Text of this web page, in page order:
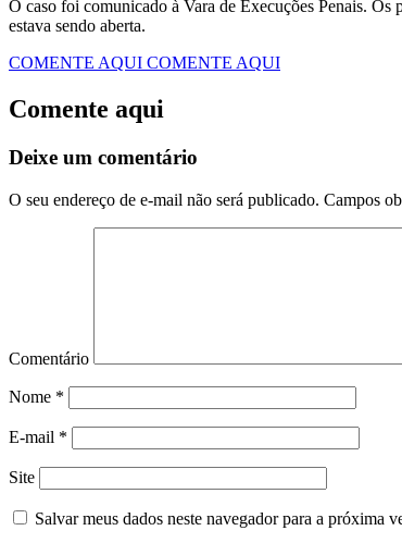
O caso foi comunicado à Vara de Execuções Penais.
estava sendo aberta.
COMENTE AQUI COMENTE AQUI
Comente aqui
Deixe um comentário
O seu endereço de e-mail não será publicado. Campos
Comentário
Nome *
E-mail *
Site
Salvar meus dados neste navegador para a próxima